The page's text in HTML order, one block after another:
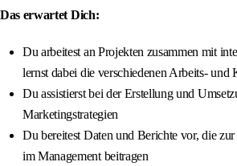
Das erwartet Dich:
Du arbeitest an Projekten zusammen mit
lernst dabei die verschiedenen Arbeits- und
Du assistierst bei der Erstellung und
Marketingstrategien
Du bereitest Daten und Berichte vor, die
im Management beitragen